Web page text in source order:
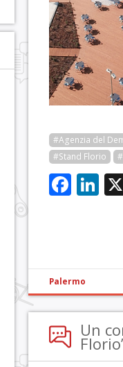
#Agenzia del
#Stand Florio
Palermo
Un